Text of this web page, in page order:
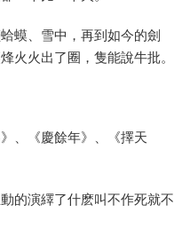
蟆、雪中，再到如今的劍
火火出了圈，隻能說牛批。
、《慶餘年》、《擇天
的演繹了什麽叫不作死就不